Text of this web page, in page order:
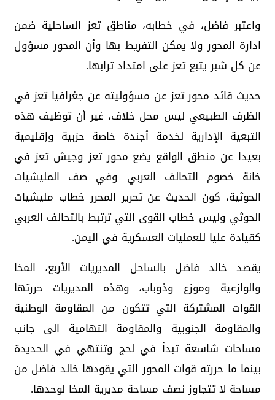
واعتبر فاضل، في خطابه، مناطق تعز الساحلية ضمن
ادارة المحور ولا يمكن التفريط بها وأن المحور مسؤول
عن كل شبر يتبع تعز على امتداد ترابها.
حديث قائد محور تعز عن مسؤوليته عن جغرافيا تعز في
الظرف الطبيعي ليس محل خلاف، غير أن توظيف هذه
التبعية الإدارية لخدمة أجندة خاصة حزبية وإقليمية
بعيدا عن منطق الواقع يضع محور تعز وجيش تعز في
خانة خصوم التحالف العربي وفي صف المليشيات
الحوثية، كون الحديث عن تحرير المحرر خطاب مليشيات
الحوثي وليس خطاب القوى التي ترتبط بالتحالف العربي
كقيادة عليا للعمليات العسكرية في اليمن.
يقصد خالد فاضل بالساحل المديريات الأربع، المخا
والوازعية وموزع وذوباب، وهذه المديريات حررتها
القوات المشتركة التي تتكون من المقاومة الوطنية
والمقاومة الجنوبية والمقاومة التهامية الى جانب
مساحات شاسعة تبدأ في لحج وتنتهي في الحديدة
بينما ما حررته قوات المحور التي يقودها خالد فاضل من
مساحة لا تتجاوز نصف مساحة مديرية المخا لوحدها.